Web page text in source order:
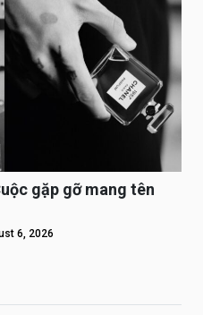
gặp gỡ mang tên
6, 2026